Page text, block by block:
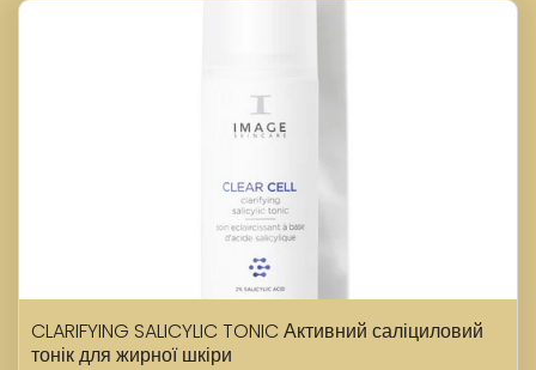
CLARIFYING SALICYLIC TONIC Активний саліциловий
тонік для жирної шкіри